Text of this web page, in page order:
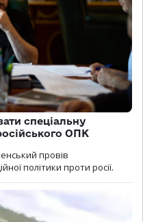
спеціальну
ОПК
провів
політики проти росії.